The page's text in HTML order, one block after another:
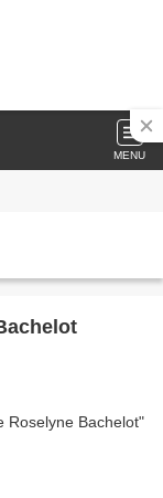
MENU
Bachelot